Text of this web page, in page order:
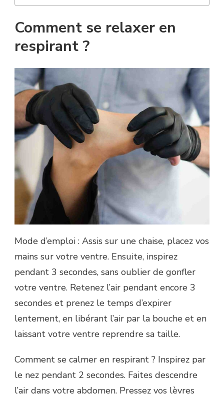
Comment se relaxer en
respirant ?
Mode d’emploi : Assis sur une chaise, placez vos
mains sur votre ventre. Ensuite, inspirez
pendant 3 secondes, sans oublier de gonfler
votre ventre. Retenez l’air pendant encore 3
secondes et prenez le temps d’expirer
lentement, en libérant l’air par la bouche et en
laissant votre ventre reprendre sa taille.
Comment se calmer en respirant ? Inspirez par
le nez pendant 2 secondes. Faites descendre
l’air dans votre abdomen. Pressez vos lèvres